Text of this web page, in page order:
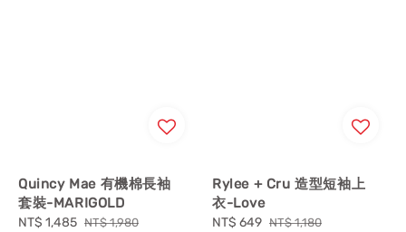
Quincy Mae 有機棉長袖
套裝-MARIGOLD
Sale
NT$ 1,485 Regular
NT$ 1,980
Rylee + Cru 造型短袖上
衣-Love
Sale
NT$ 649 Regular
NT$ 1,180